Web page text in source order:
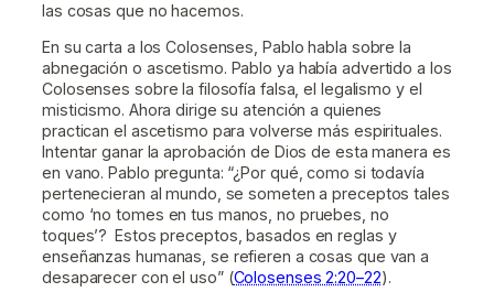
las cosas que no hacemos.
En su carta a los Colosenses, Pablo habla sobre la
abnegación o ascetismo. Pablo ya había advertido a los
Colosenses sobre la filosofía falsa, el legalismo y el
misticismo. Ahora dirige su atención a quienes
practican el ascetismo para volverse más espirituales.
Intentar ganar la aprobación de Dios de esta manera es
en vano. Pablo pregunta: “¿Por qué, como si todavía
pertenecieran al mundo, se someten a preceptos tales
como ‘no tomes en tus manos, no pruebes, no
toques’? Estos preceptos, basados en reglas y
enseñanzas humanas, se refieren a cosas que van a
desaparecer con el uso” (Colosenses 2:20–22).